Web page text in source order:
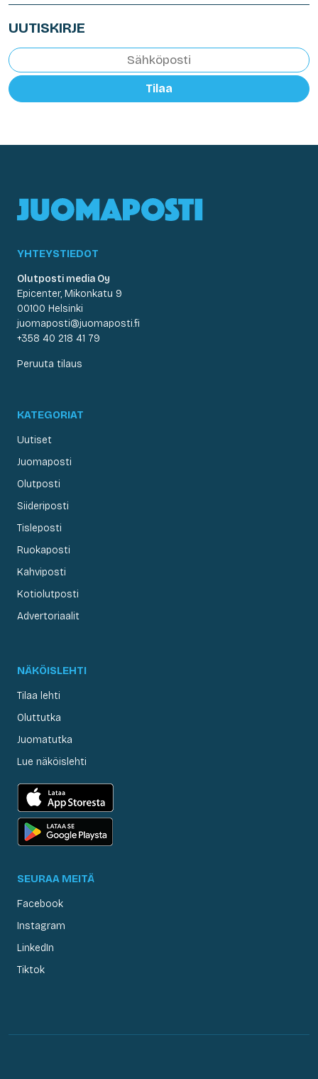
UUTISKIRJE
Tilaa
YHTEYSTIEDOT
Olutposti media Oy
Epicenter, Mikonkatu 9
00100 Helsinki
juomaposti@juomaposti.fi
+358 40 218 41 79
Peruuta tilaus
KATEGORIAT
Uutiset
Juomaposti
Olutposti
Siideriposti
Tisleposti
Ruokaposti
Kahviposti
Kotiolutposti
Advertoriaalit
NÄKÖISLEHTI
Tilaa lehti
Oluttutka
Juomatutka
Lue näköislehti
SEURAA MEITÄ
Facebook
Instagram
LinkedIn
Tiktok